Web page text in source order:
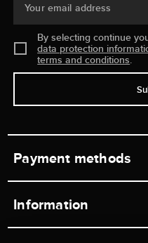
Your email address
By selecting continue
data protection
terms and conditions.
Payment methods
Information